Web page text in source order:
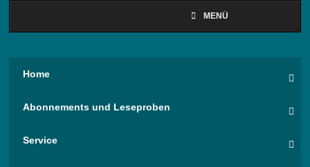
MENÜ
Home
Abonnements und Leseproben
Service